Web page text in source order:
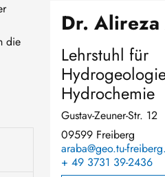
die
Dr.
Lehrstuhl für
Hydrochemie
Gustav-Zeuner-Str. 12
09599 Freiberg
araba@geo.tu-
+ 49 3731 39-2436